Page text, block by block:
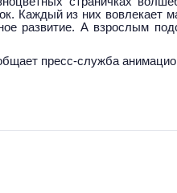
Каждый из них вовлекает
развитие. А взрослым
пресс-служба